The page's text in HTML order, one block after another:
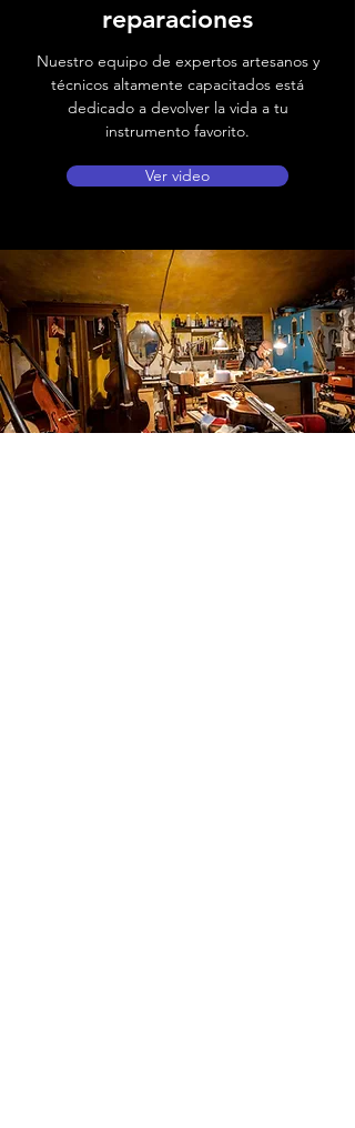
reparaciones
Nuestro equipo de expertos artesanos y
técnicos altamente capacitados está
dedicado a devolver la vida a tu
instrumento favorito.
Ver video